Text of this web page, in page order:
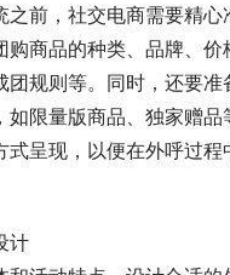
之前，社交电商需要精心
商品的种类、品牌、价
团规则等。同时，还要准
如限量版商品、独家赠
式呈现，以便在外呼过
计